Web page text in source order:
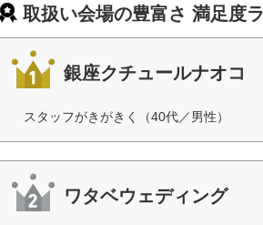
取扱い会場の豊富さ 満足度
銀座クチュールナオコ
スタッフがきがきく（40代／男性）
ワタベウェディング